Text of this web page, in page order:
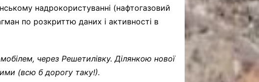
надрокористуванні (нафтогазовий
по розкриттю даних і активності в
через Решетилівку. Ділянкою нової
(всю б дорогу таку!).